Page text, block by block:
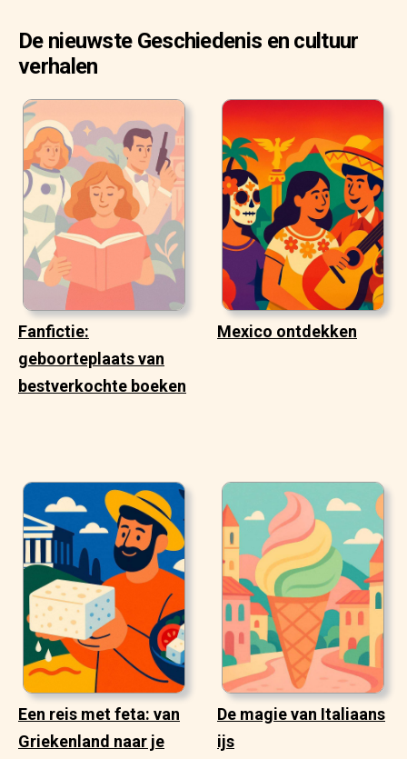
De nieuwste Geschiedenis en cultuur
verhalen
Fanfictie:
geboorteplaats van
bestverkochte boeken
Mexico ontdekken
Een reis met feta: van
Griekenland naar je
De magie van Italiaans
ijs